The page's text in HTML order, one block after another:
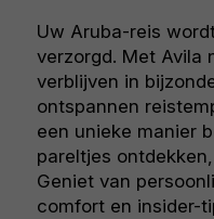
Uw Aruba-reis
verzorgd. Met Avila
verblijven in
ontspannen
een unieke manier
pareltjes
Geniet van
comfort en insider-